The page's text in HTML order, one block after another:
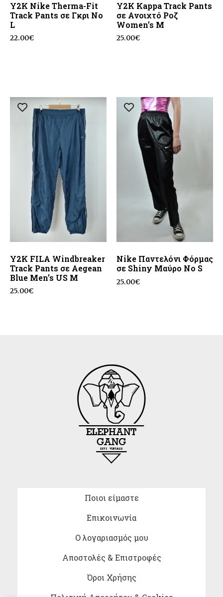
Y2K Nike Therma-Fit
Track Pants σε Γκρι No
L
22.00€
Y2K Kappa Track Pants
σε Ανοιχτό Ροζ
Women’s M
25.00€
Y2K FILA Windbreaker
Track Pants σε Aegean
Blue Men’s US M
25.00€
Nike Παντελόνι Φόρμας
σε Shiny Μαύρο Νο S
25.00€
Ποιοι είμαστε
Επικοινωνία
Ο λογαριασμός μου
Αποστολές & Επιστροφές
Όροι Χρήσης